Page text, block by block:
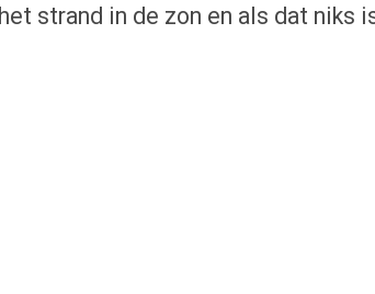
strand in de zon en als dat niks